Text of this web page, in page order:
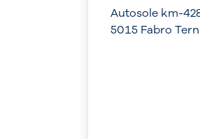
Autosole km-
5015 Fabro